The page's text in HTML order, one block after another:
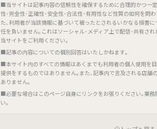
■当サイトは記事内容の信頼性を確保するために合理的かつ一
性･完全性･正確性･安全性･合法性･有用性など性質の如何を問
た､利用者が当該情報に基づいて被ったとされるいかなる損害
任を負いません｡これはソーシャル･メディア上で配信･共有さ
当サイトをご利用ください｡
■記事の内容についての個別回答はいたしかねます｡
■本サイト内のすべての情報はあくまでも利用者の個人使用を
提供をするものではありません｡また､記事内で言及される店舗
ありません｡
■必要な場合はこのページ自身にリンクをお張りください｡業
い｡